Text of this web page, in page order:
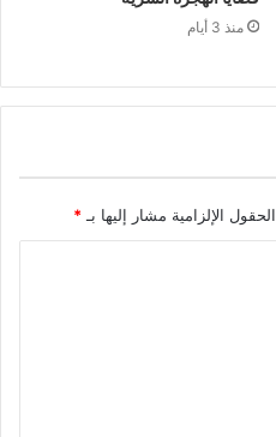
منذ 3 أيام
الحقول الإلزامية مشار إليها بـ *